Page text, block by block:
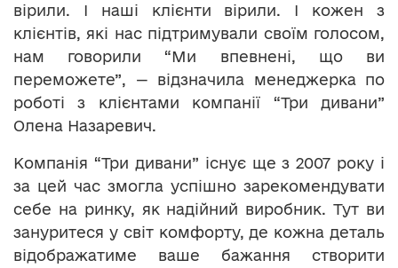
вірили. І наші клієнти вірили. І кожен з
клієнтів, які нас підтримували своїм голосом,
нам говорили “Ми впевнені, що ви
переможете”, — відзначила менеджерка по
роботі з клієнтами компанії “Три дивани”
Олена Назаревич.
Компанія “Три дивани” існує ще з 2007 року і
за цей час змогла успішно зарекомендувати
себе на ринку, як надійний виробник. Тут ви
зануритеся у світ комфорту, де кожна деталь
відображатиме ваше бажання створити